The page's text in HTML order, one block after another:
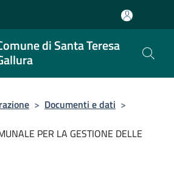
di Santa Teresa
> Documenti e dati >
PER LA GESTIONE DELLE